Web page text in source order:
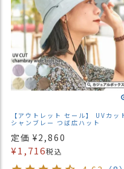
【アウトレット セール】 UVカッ
シャンブレー つば広ハット
定価 ¥2,860
¥1,716税込